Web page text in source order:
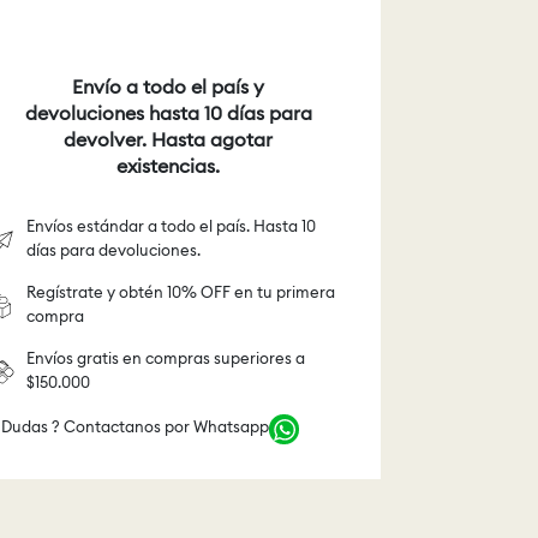
Envío a todo el país y
devoluciones hasta 10 días para
devolver. Hasta agotar
existencias.
Envíos estándar a todo el país. Hasta 10
días para devoluciones.
Regístrate y obtén 10% OFF en tu primera
compra
Envíos gratis en compras superiores a
$150.000
Dudas ? Contactanos por Whatsapp